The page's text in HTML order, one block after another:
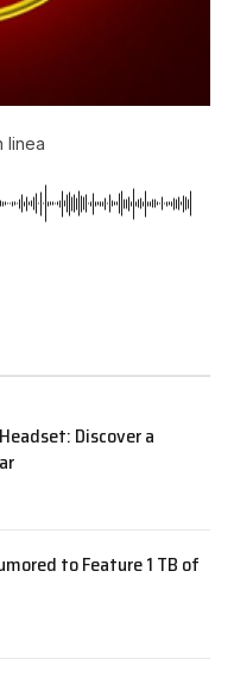
linea
Discover a
to Feature 1 TB of